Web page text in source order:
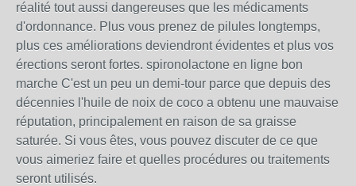
réalité tout aussi dangereuses que les médicaments
d'ordonnance. Plus vous prenez de pilules longtemps,
plus ces améliorations deviendront évidentes et plus vos
érections seront fortes. spironolactone en ligne bon
marche C'est un peu un demi-tour parce que depuis des
décennies l'huile de noix de coco a obtenu une mauvaise
réputation, principalement en raison de sa graisse
saturée. Si vous êtes, vous pouvez discuter de ce que
vous aimeriez faire et quelles procédures ou traitements
seront utilisés.